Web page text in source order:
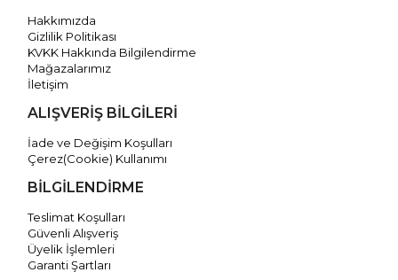
Hakkımızda
Gizlilik Politikası
KVKK Hakkında Bilgilendirme
Mağazalarımız
İletişim
ALIŞVERİŞ BİLGİLERİ
İade ve Değişim Koşulları
Çerez(Cookie) Kullanımı
BİLGİLENDİRME
Teslimat Koşulları
Güvenli Alışveriş
Üyelik İşlemleri
Garanti Şartları